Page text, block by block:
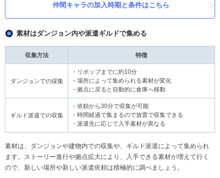
仲間キャラの加入時期と条件はこちら
素材はダンジョン内や派遣ギルドで集める
収集方法 特徴
ダンジョンでの採集
・リポップまでに約10分
・場所によって集められる素材が変化
・拠点に戻ると自動的に倉庫へ移動
ギルド派遣での収集
・依頼から30分で収集が可能
・時間経過で集まるので放置で収集できる
・派遣先に応じて入手素材が異なる
素材は、ダンジョンや建物内での収集や、ギルド派遣によって集められ
ます。ストーリー進行や拠点拡大により、入手できる素材が増えて行く
ので、新しい場所や新しい派遣依頼は積極的に調べましょう。